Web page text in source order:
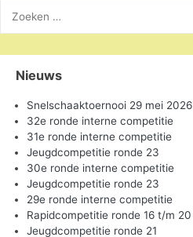
naar:
Nieuws
Snelschaaktoernooi 29 mei 2026
32e ronde interne competitie
31e ronde interne competitie
Jeugdcompetitie ronde 23
30e ronde interne competitie
Jeugdcompetitie ronde 23
29e ronde interne competitie
Rapidcompetitie ronde 16 t/m 20
Jeugdcompetitie ronde 21